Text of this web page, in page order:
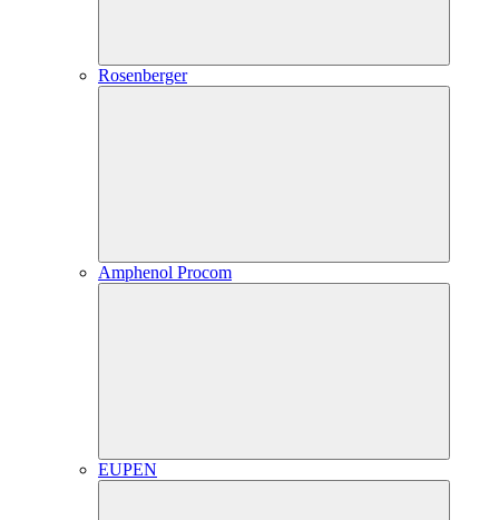
Rosenberger
Amphenol Procom
EUPEN